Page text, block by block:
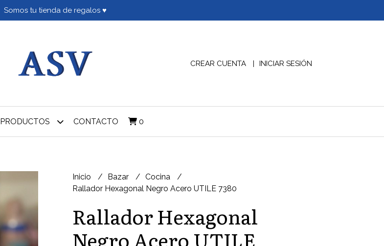
Somos tu tienda de regalos ♥
CREAR CUENTA INICIAR SESIÓN
PRODUCTOS CONTACTO 0
Inicio Bazar
Cocina
Rallador Hexagonal Negro Acero UTILE 7380
Rallador Hexagonal
Negro Acero UTILE